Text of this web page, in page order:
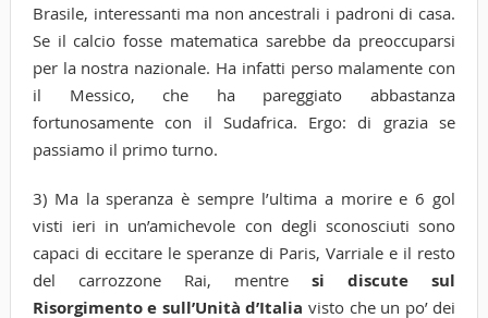
Brasile, interessanti ma non ancestrali i padroni di casa.
Se il calcio fosse matematica sarebbe da preoccuparsi
per la nostra nazionale. Ha infatti perso malamente con
il Messico, che ha pareggiato abbastanza
fortunosamente con il Sudafrica. Ergo: di grazia se
passiamo il primo turno.
3) Ma la speranza è sempre l’ultima a morire e 6 gol
visti ieri in un’amichevole con degli sconosciuti sono
capaci di eccitare le speranze di Paris, Varriale e il resto
del carrozzone Rai, mentresi discute sul
Risorgimento e sull’Unità d’Italia visto che un po’ dei